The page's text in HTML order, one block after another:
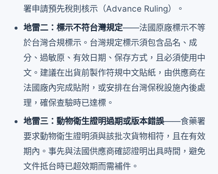
署申請預先稅則核示（Advance Ruling）。
地雷二：標示不符台灣規定——法國原廠標示不等
於台灣合規標示。台灣規定標示須包含品名、成
分、過敏原、有效日期、保存方式，且必須使用中
文。建議在出貨前製作符規中文貼紙，由供應商在
法國廠內完成貼附，或安排在台灣保稅設施內後處
理，確保查驗時已達標。
地雷三：動物衛生證明過期或版本錯誤——食藥署
要求動物衛生證明須與該批次貨物相符，且在有效
期內。事先與法國供應商確認證明出具時間，避免
文件抵台時已超效期而需補件。